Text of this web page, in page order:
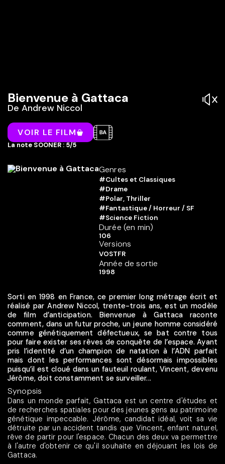
Bienvenue à Gattaca
De Andrew Niccol
VOIR LE FILM
La note SOONER : 5/5
Genres
#Cultes et Classiques
#Drame
#Polar, Thriller
#Fantastique / Horreur / SF
#Science Fiction
Durée (en min)
106
Versions
VOSTFR
Année de sortie
1998
Sorti en 1998 en France, ce premier long métrage écrit et
réalisé par Andrew Niccol, trente-trois ans, est un modèle
de film d’anticipation. Bienvenue à Gattaca raconte
comment, dans un futur proche, un jeune homme considéré
comme génétiquement défectueux, se bat contre tous
pour faire exister ses rêves de conquête de l’espace. Ayant
pris l’identité d’un champion de natation à l’ADN parfait
mais dont les performances sont désormais impossibles
puisqu’il est cloué dans un fauteuil roulant, Vincent, devenu
Jérôme, doit constamment se surveiller...
Synopsis
Dans un monde parfait, Gattaca est un centre d'études et
de recherches spatiales pour des jeunes gens au patrimoine
génétique impeccable. Jérôme, candidat idéal, voit sa vie
détruite par un accident tandis que Vincent, enfant naturel,
rêve de partir pour l'espace. Chacun des deux va permettre
à l'autre d'obtenir ce qu'il souhaite en déjouant les lois de
Gattaca.